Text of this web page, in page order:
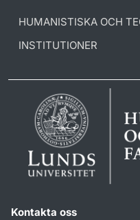
HUMANISTISKA OCH
INSTITUTIONER
Kontakta oss